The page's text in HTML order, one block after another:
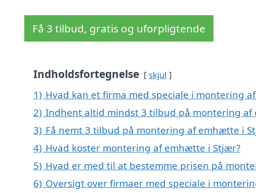
Få 3 tilbud, gratis og uforpligtende
Indholdsfortegnelse skjul
1) Hvad kan et firma med speciale i montering
2) Indhent altid mindst 3 tilbud på montering
3) Få nemt 3 tilbud på montering af emhætte i
4) Hvad koster montering af emhætte i Stjær?
5) Hvad er med til at bestemme prisen på
6) Oversigt over firmaer med speciale i